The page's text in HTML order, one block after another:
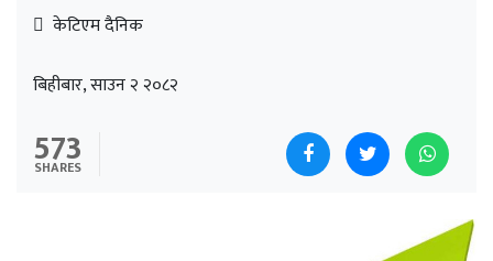
केटिएम दैनिक
बिहीबार, साउन २ २०८२
573
SHARES